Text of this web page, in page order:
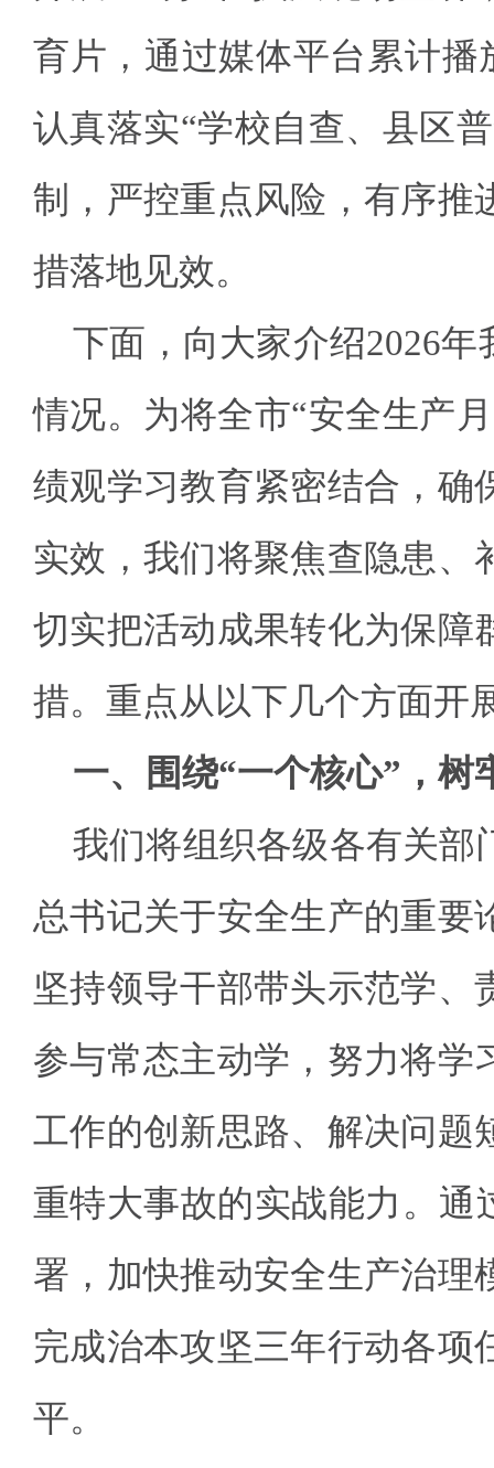
育片，通过媒体平台累计播
认真落实“学校自查、县区
制，严控重点风险，有序推
措落地见效。
下面，向大家介绍2026
情况。为将全市“安全生产
绩观学习教育紧密结合，确
实效，我们将聚焦查隐患、
切实把活动成果转化为保障
措。重点从以下几个方面开
一、围绕“一个核心”，树
我们将组织各级各有关部
总书记关于安全生产的重要
坚持领导干部带头示范学、
参与常态主动学，努力将学
工作的创新思路、解决问题
重特大事故的实战能力。通
署，加快推动安全生产治理
完成治本攻坚三年行动各项
平。